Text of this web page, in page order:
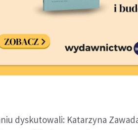
dyskutowali: Katarzyna